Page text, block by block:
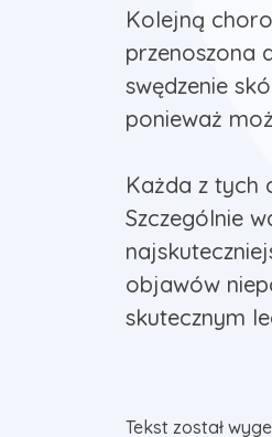
Kolejną
przenoszona
swędzenie
ponieważ
Każda z tych
Szczególnie
objawów
skutecznym
Tekst został